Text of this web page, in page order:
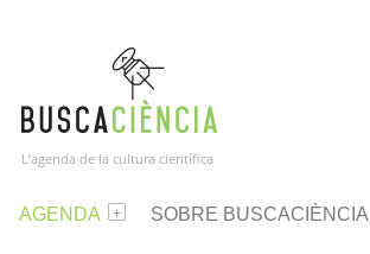
L’agenda de la cultura científica
AGENDA SOBRE BUSCACIÈNCIA